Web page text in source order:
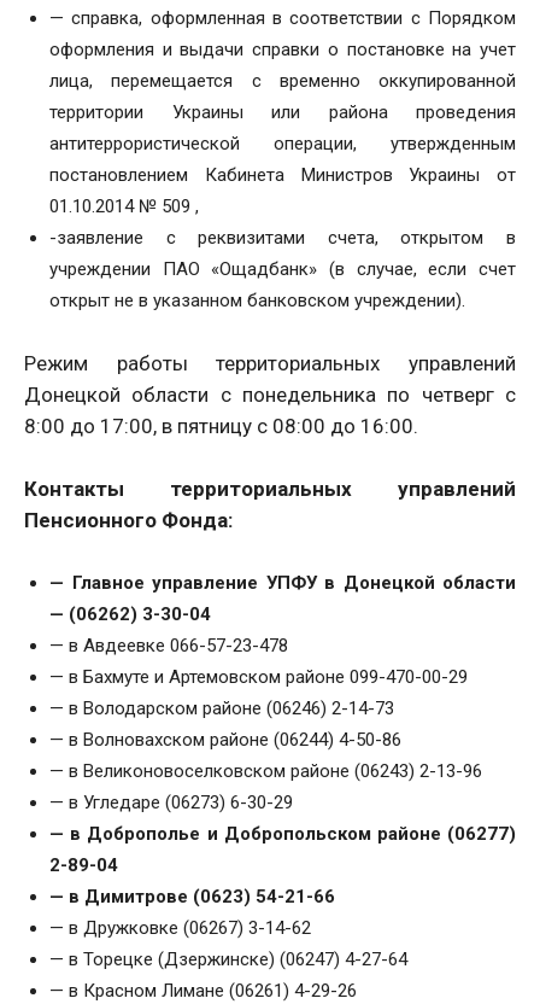
— справка, оформленная в соответствии с Порядком
оформления и выдачи справки о постановке на учет
лица, перемещается с временно оккупированной
территории Украины или района проведения
антитеррористической операции, утвержденным
постановлением Кабинета Министров Украины от
01.10.2014 № 509 ,
-заявление с реквизитами счета, открытом в
учреждении ПАО «Ощадбанк» (в случае, если счет
открыт не в указанном банковском учреждении).
Режим работы территориальных управлений
Донецкой области с понедельника по четверг с
8:00 до 17:00, в пятницу с 08:00 до 16:00.
Контакты территориальных управлений
Пенсионного Фонда:
— Главное управление УПФУ в Донецкой области
— (06262) 3-30-04
— в Авдеевке 066-57-23-478
— в Бахмуте и Артемовском районе 099-470-00-29
— в Володарском районе (06246) 2-14-73
— в Волновахском районе (06244) 4-50-86
— в Великоновоселковском районе (06243) 2-13-96
— в Угледаре (06273) 6-30-29
— в Доброполье и Добропольском районе (06277)
2-89-04
— в Димитрове (0623) 54-21-66
— в Дружковке (06267) 3-14-62
— в Торецке (Дзержинске) (06247) 4-27-64
— в Красном Лимане (06261) 4-29-26